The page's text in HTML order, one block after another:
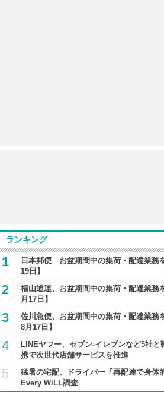
ランキング
1
日本郵便 お盆期間中の集荷・配達業務
19日】
2
福山通運、お盆期間中の集荷・配達業務
月17日】
3
佐川急便、お盆期間中の集荷・配達業
8月17日】
4
LINEヤフー、セブン-イレブンなど5社
携で次世代店舗サービスを推進
5
猛暑の宅配、ドライバー「再配達で身
Every WiLL調査